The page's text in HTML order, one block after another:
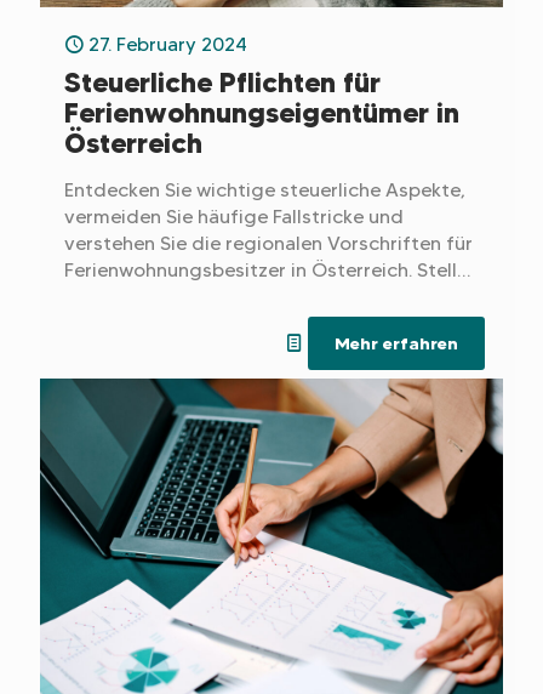
27. February 2024
Steuerliche Pflichten für
Ferienwohnungseigentümer in
Österreich
Entdecken Sie wichtige steuerliche Aspekte,
vermeiden Sie häufige Fallstricke und
verstehen Sie die regionalen Vorschriften für
Ferienwohnungsbesitzer in Österreich. Stellen
profitabel und gesetzeskonform ist.
Mehr erfahren